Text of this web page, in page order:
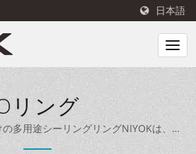
日本語
リング
多用途シーリングリングNIYOKは、専
年の製造経験、先進的な生産設備を組